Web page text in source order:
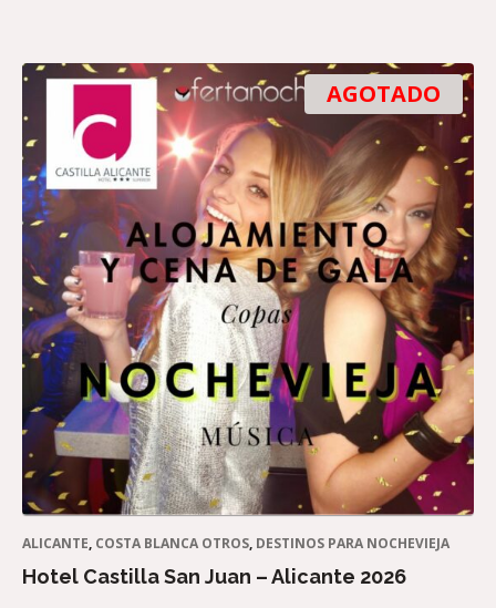
AGOTADO
ALICANTE, COSTA BLANCA OTROS, DESTINOS PARA NOCHEVIEJA
Hotel Castilla San Juan – Alicante 2026